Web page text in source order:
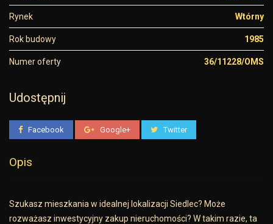
Rynek Wtórny
Rok budowy 1985
Numer oferty 36/11228/OMS
Udostępnij
Facebook Google+ Twitter
Opis
Szukasz mieszkania w idealnej lokalizacji Siedlec? Może
rozważasz inwestycyjny zakup nieruchomości? W takim razie, ta